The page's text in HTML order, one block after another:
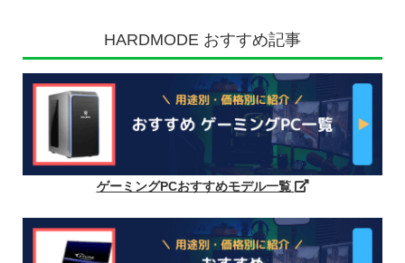
HARDMODE おすすめ記事
ゲーミングPCおすすめモデル一覧